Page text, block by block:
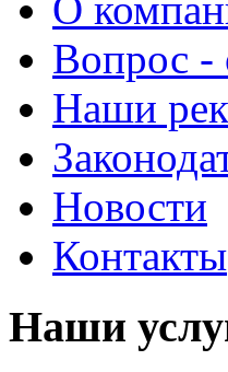
Вопрос -
Наши
Новости
Контакты
Наши